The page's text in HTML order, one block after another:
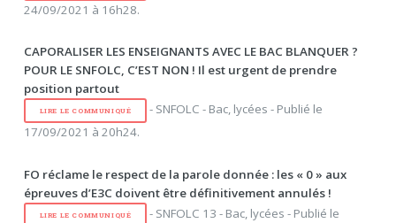
24/09/2021 à 16h28.
CAPORALISER LES ENSEIGNANTS AVEC LE BAC BLANQUER ?
POUR LE SNFOLC, C’EST NON ! Il est urgent de prendre
position partout
LIRE LE COMMUNIQUÉ
- SNFOLC - Bac, lycées - Publié le
17/09/2021 à 20h24.
FO réclame le respect de la parole donnée : les « 0 » aux
épreuves d’E3C doivent être définitivement annulés !
LIRE LE COMMUNIQUÉ
- SNFOLC 13 - Bac, lycées - Publié le